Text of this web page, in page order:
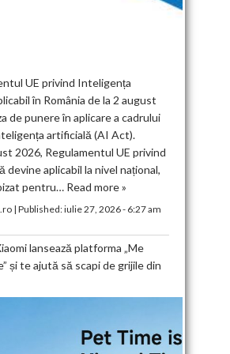
UE privind Inteligența
în România de la 2 august
de punere în aplicare a cadrului
artificială (AI Act).
2026, Regulamentul UE privind
devine aplicabil la nivel național,
pentru… Read more »
| Published:iulie 27, 2026 - 6:27 am
lansează platforma „Me
și te ajută să scapi de grijile din